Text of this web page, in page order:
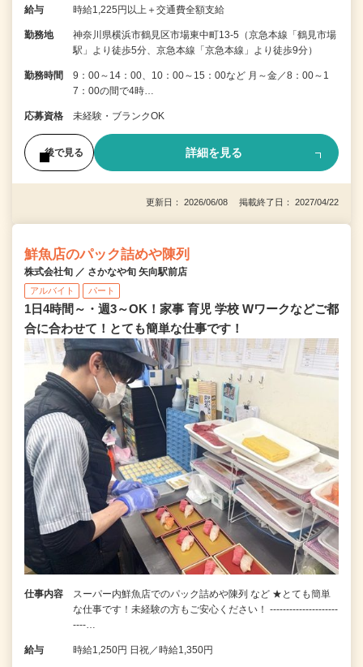
給与 時給1,225円以上＋交通費全額支給
勤務地
神奈川県横浜市鶴見区市場東中町13-5（京急本線「鶴見市場
駅」より徒歩5分、京急本線「京急本線」より徒歩9分）
勤務時間
9：00～14：00、10：00～15：00など 月～金／8：00～1
7：00の間で4時…
応募資格 未経験・ブランクOK
後で見る 詳細を見る
更新日： 2026/06/08 掲載終了日： 2027/04/22
鮮魚店のパック詰めや陳列
株式会社旬 ／ さかなや旬 矢向駅前店
アルバイト パート
1日4時間～・週3～OK！家事 育児 学校 Wワークなどご都
合に合わせて！とても簡単な仕事です！
仕事内容
スーパー内鮮魚店でのパック詰めや陳列 など ★とても簡単
な仕事です！未経験の方もご安心ください！ ---------------------
----…
給与 時給1,250円 日祝／時給1,350円